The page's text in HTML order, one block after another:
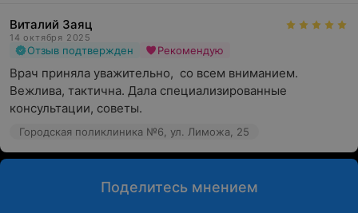
Виталий Заяц
14 октября 2025
Отзыв подтвержден Рекомендую
Врач приняла уважительно,  со всем вниманием.
Вежлива, тактична. Дала специализированные
консультации, советы.
Городская поликлиника №6, ул. Лиможа, 25
Поделитесь мнением